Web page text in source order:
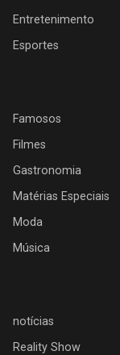
Entretenimento
Esportes
Famosos
Filmes
Gastronomia
Matérias Especiais
Moda
Música
notícias
Reality Show